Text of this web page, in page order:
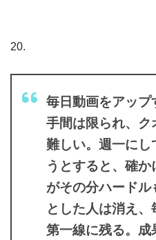
20.
毎日動画をアップ
手間は限られ、ク
難しい。週一にし
うとすると、確
がその分ハード
とした人は消え
第一線に残る。成